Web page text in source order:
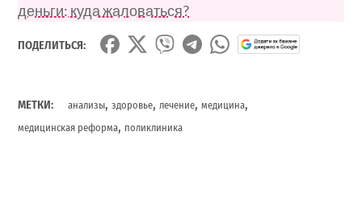
деньги: куда жаловаться?
ПОДЕЛИТЬСЯ:
МЕТКИ: анализы,здоровье,лечение,медицина,
медицинская реформа, поликлиника